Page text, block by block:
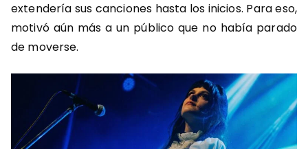
extendería sus canciones hasta los inicios. Para eso,
motivó aún más a un público que no había parado
de moverse.